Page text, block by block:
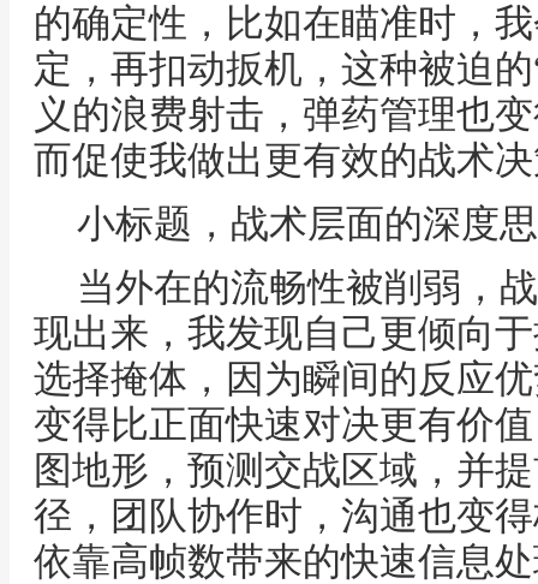
的确定性，比如在瞄准时，
定，再扣动扳机，这种被迫
义的浪费射击，弹药管理也
而促使我做出更有效的战术
小标题，战术层面的深度
当外在的流畅性被削弱，
现出来，我发现自己更倾向
选择掩体，因为瞬间的反应
变得比正面快速对决更有价
图地形，预测交战区域，并
径，团队协作时，沟通也变
依靠高帧数带来的快速信息